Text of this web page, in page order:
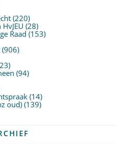
(220)
(28)
Raad (153)
(906)
(94)
(14)
oud) (139)